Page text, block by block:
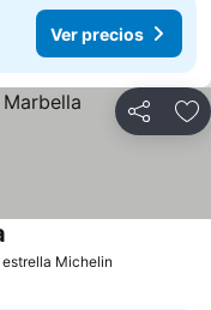
Ver precios
Compartir
Michelin